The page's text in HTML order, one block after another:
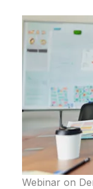
Webinar on